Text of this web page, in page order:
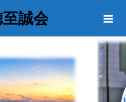
誠会